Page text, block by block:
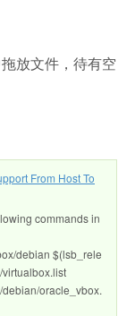
放文件，待有空
From Host To
commands in
debian $(lsb_rele
virtualbox.list
oracle_vbox.